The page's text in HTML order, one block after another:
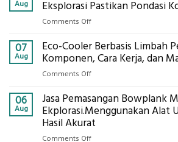
Aug
Eksplorasi Pastikan Pondasi
Comments Offon
Sondir
Tanah
Eksplorasi
Pastikan
Pondasi
Kokoh
07
Aug
Eco-Cooler Berbasis Limbah
Komponen, Cara Kerja, dan
Comments Offon
Cooler
Berbasis
Limbah
06
Aug
Jasa Pemasangan Bowplank
Ekplorasi.Menggunakan Alat
Hasil Akurat
Comments Offon